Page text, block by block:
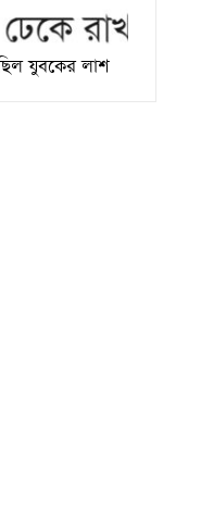
যুবকের লাশ